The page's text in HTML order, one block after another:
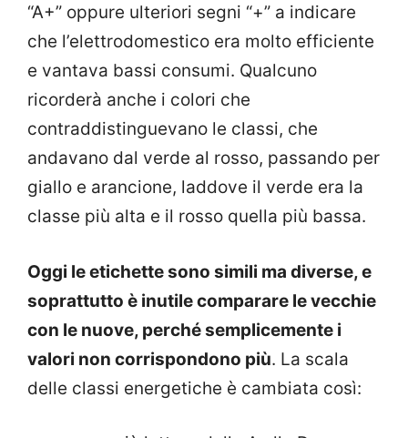
“A+” oppure ulteriori segni “+” a indicare
che l’elettrodomestico era molto efficiente
e vantava bassi consumi. Qualcuno
ricorderà anche i colori che
contraddistinguevano le classi, che
andavano dal verde al rosso, passando per
giallo e arancione, laddove il verde era la
classe più alta e il rosso quella più bassa.
Oggi le etichette sono simili ma diverse, e
soprattutto è inutile comparare le vecchie
con le nuove, perché semplicemente i
valori non corrispondono più. La scala
delle classi energetiche è cambiata così: